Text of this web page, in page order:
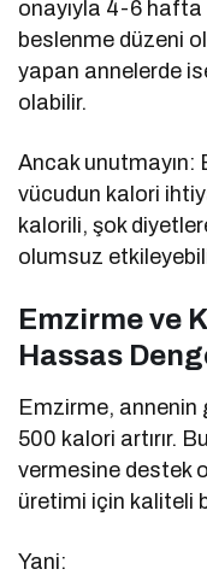
onayıyla 4-6
beslenme düzeni
yapan annelerde
olabilir.
Ancak
vücudun kalori
kalorili, şok
olumsuz
Emzirme ve
Hassas
Emzirme, annenin
500 kalori artırır.
vermesine destek
üretimi için kaliteli
Yani: